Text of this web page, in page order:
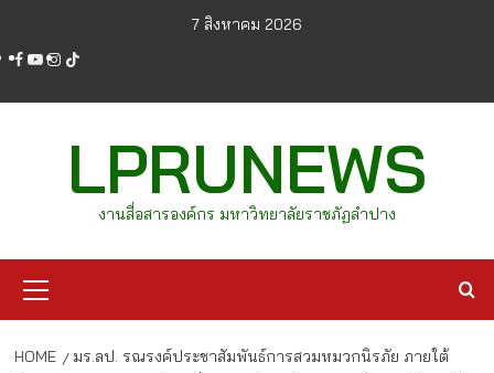
content
7 สิงหาคม 2026
facebook
youtube
instagram
tiktok
LPRUNEWS
งานสื่อสารองค์กร มหาวิทยาลัยราชภัฏลำปาง
Menu
HOME
มร.ลป. รณรงค์ประชาสัมพันธ์การสวมหมวกนิรภัย ภายใต้